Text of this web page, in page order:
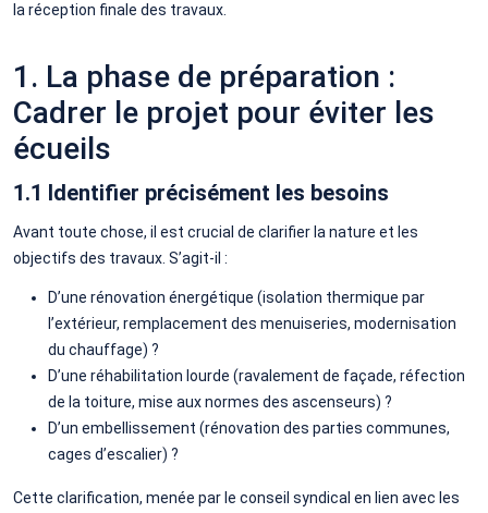
la réception finale des travaux.
1. La phase de préparation :
Cadrer le projet pour éviter les
écueils
1.1 Identifier précisément les besoins
Avant toute chose, il est crucial de clarifier la nature et les
objectifs des travaux. S’agit-il :
D’une rénovation énergétique (isolation thermique par
l’extérieur, remplacement des menuiseries, modernisation
du chauffage) ?
D’une réhabilitation lourde (ravalement de façade, réfection
de la toiture, mise aux normes des ascenseurs) ?
D’un embellissement (rénovation des parties communes,
cages d’escalier) ?
Cette clarification, menée par le conseil syndical en lien avec les